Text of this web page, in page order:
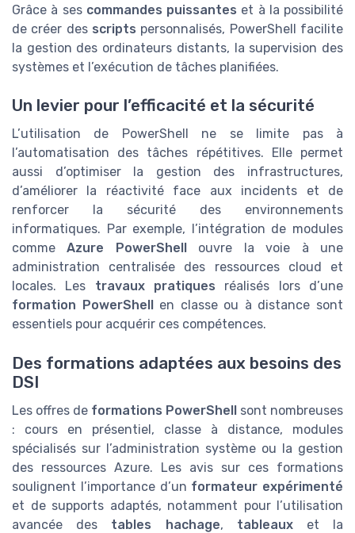
Grâce à ses commandes puissantes et à la possibilité
de créer des scripts personnalisés, PowerShell facilite
la gestion des ordinateurs distants, la supervision des
systèmes et l’exécution de tâches planifiées.
Un levier pour l’efficacité et la sécurité
L’utilisation de PowerShell ne se limite pas à
l’automatisation des tâches répétitives. Elle permet
aussi d’optimiser la gestion des infrastructures,
d’améliorer la réactivité face aux incidents et de
renforcer la sécurité des environnements
informatiques. Par exemple, l’intégration de modules
commeAzure PowerShell
ouvre la voie à une
administration centralisée des ressources cloud et
locales. Les travaux pratiques réalisés lors d’une
formation PowerShell
en classe ou à distance sont
essentiels pour acquérir ces compétences.
Des formations adaptées aux besoins des
DSI
Les offres de formations PowerShell sont nombreuses
: cours en présentiel, classe à distance, modules
spécialisés sur l’administration système ou la gestion
des ressources Azure. Les avis sur ces formations
soulignent l’importance d’un formateur expérimenté
et de supports adaptés, notamment pour l’utilisation
avancée des tables hachage, tableauxet la